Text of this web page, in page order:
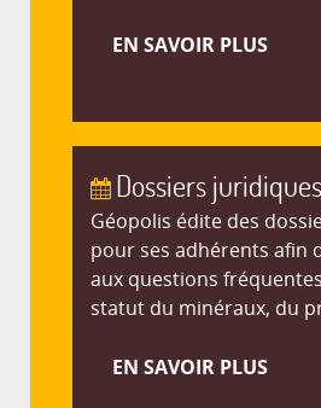
EN SAVOIR PLUS
Dossiers juridiques
Géopolis édite des
pour ses adhérents afin
aux questions
statut du minéraux, du
EN SAVOIR PLUS